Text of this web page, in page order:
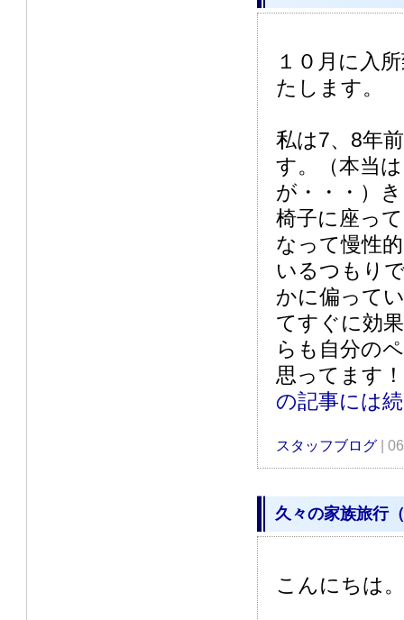
１０月に入
たします。
私は7、8年
す。（本当
が・・・）
椅子に座っ
なって慢性
いるつもり
かに偏って
てすぐに効
らも自分の
思ってます
の記事には
スタッフブログ |
久々の家族旅行
こんにちは